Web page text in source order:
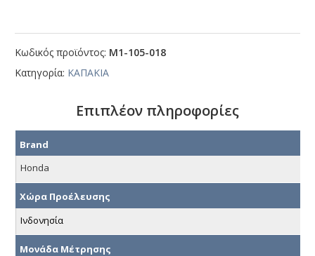
Κωδικός προϊόντος: Μ1-105-018
Κατηγορία: ΚΑΠΑΚΙΑ
Επιπλέον πληροφορίες
Brand
Honda
Χώρα Προέλευσης
Ινδονησία
Μονάδα Μέτρησης